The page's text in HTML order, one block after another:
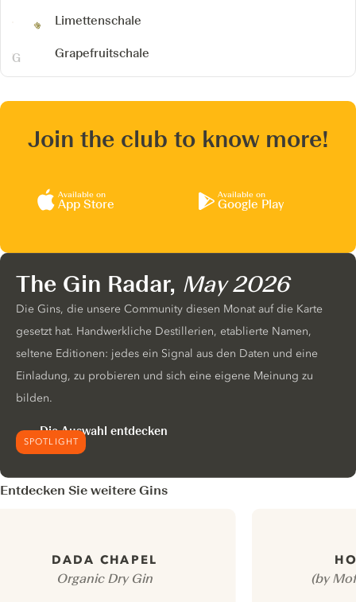
Limettenschale
Grapefruitschale
Join the club to know more!
Available on
App Store
Available on
Google Play
SPOTLIGHT
The Gin Radar, May 2026
Die Gins, die unsere Community diesen Monat auf die Karte
gesetzt hat. Handwerkliche Destillerien, etablierte Namen,
seltene Editionen: jedes ein Signal aus den Daten und eine
Einladung, zu probieren und sich eine eigene Meinung zu
bilden.
Die Auswahl entdecken
Entdecken Sie weitere Gins
DADA CHAPEL
Organic Dry Gin (by